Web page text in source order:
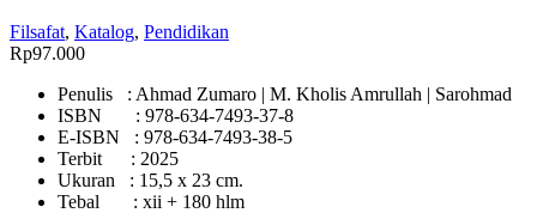
Filsafat, Katalog, Pendidikan
Rp97.000
Penulis : Ahmad Zumaro | M. Kholis Amrullah | Sarohmad
ISBN : 978-634-7493-37-8
E-ISBN : 978-634-7493-38-5
Terbit : 2025
Ukuran : 15,5 x 23 cm.
Tebal : xii + 180 hlm